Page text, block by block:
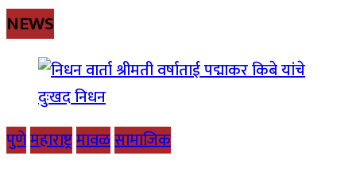
NEWS
पुणेमहाराष्ट्रमावळसामाजिक